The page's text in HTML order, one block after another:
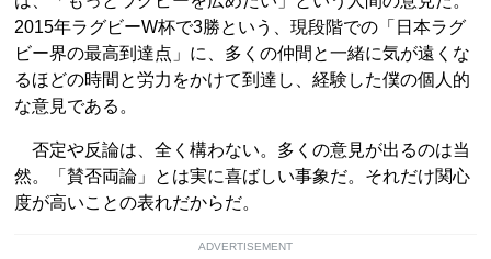
2015年ラグビーW杯で3勝という、現段階での「日本ラグ
ビー界の最高到達点」に、多くの仲間と一緒に気が遠くな
るほどの時間と労力をかけて到達し、経験した僕の個人的
な意見である。
否定や反論は、全く構わない。多くの意見が出るのは当
然。「賛否両論」とは実に喜ばしい事象だ。それだけ関心
度が高いことの表れだからだ。
ADVERTISEMENT